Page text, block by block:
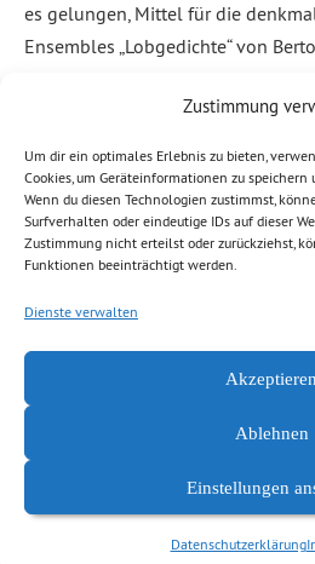
Zustimmung
Um dir ein optimales Erlebnis zu bieten,
Cookies, um Geräteinformationen zu speichern
Wenn du diesen Technologien zustimmst,
Surfverhalten oder eindeutige IDs auf dieser
Zustimmung nicht erteilst oder zurückziehst,
Funktionen beeinträchtigt werden.
Dienste verwalten
Akzeptieren
Ablehnen
Einstellungen
Datenschutzerklärung
es gelungen, Mittel für die
Ensembles „Lobgedichte“ von
Die Stelen und Reliefs in dem
Weiterlesen
Abgelegt unter: Allgemein,News
Mobilität